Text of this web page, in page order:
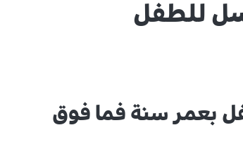
للطفل
بعمر سنة فما فوق